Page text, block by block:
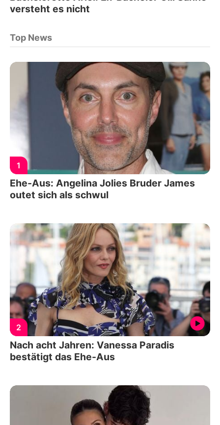
versteht es nicht
Top News
1
Ehe-Aus: Angelina Jolies Bruder James
outet sich als schwul
2
Nach acht Jahren: Vanessa Paradis
bestätigt das Ehe-Aus